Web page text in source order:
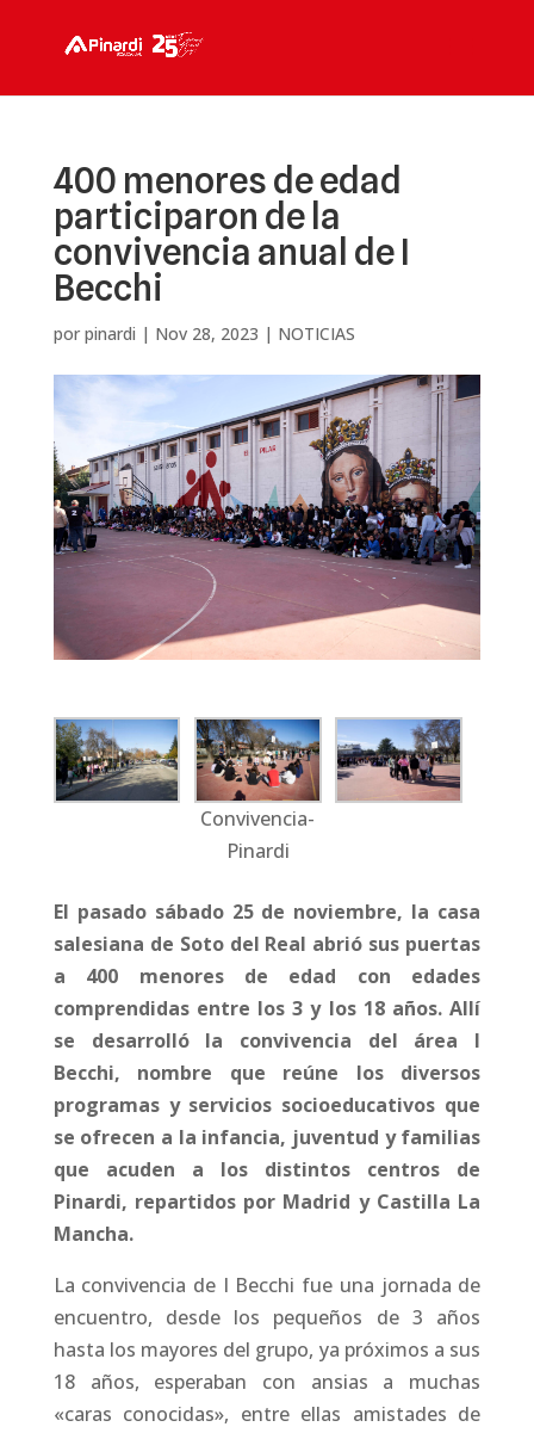
400 menores de edad
participaron de la
convivencia anual de I
Becchi
por pinardi | Nov 28, 2023 | NOTICIAS
Convivencia-
Pinardi
El pasado sábado 25 de noviembre, la casa
salesiana de Soto del Real abrió sus puertas
a 400 menores de edad con edades
comprendidas entre los 3 y los 18 años. Allí
se desarrolló la convivencia del área I
Becchi, nombre que reúne los diversos
programas y servicios socioeducativos que
se ofrecen a la infancia, juventud y familias
que acuden a los distintos centros de
Pinardi, repartidos por Madrid y Castilla La
Mancha.
La convivencia de I Becchi fue una jornada de
encuentro, desde los pequeños de 3 años
hasta los mayores del grupo, ya próximos a sus
18 años, esperaban con ansias a muchas
«caras conocidas», entre ellas amistades de